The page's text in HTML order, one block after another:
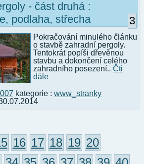
- část druhá :
podlaha, střecha
3
Pokračování minulého článku
o stavbě zahradní pergoly.
Tentokrát popíši dřevěnou
stavbu a dokončení celého
zahradního posezení.. Čti
dále
kategorie : www_stranky
16 17 18 19 20